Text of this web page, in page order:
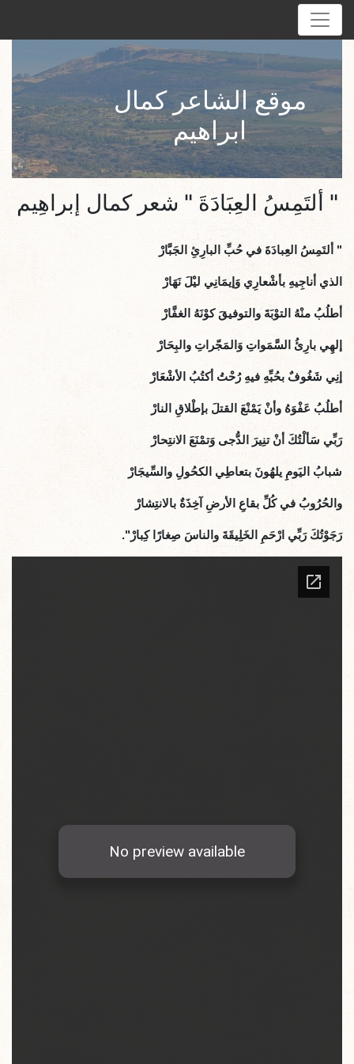
موقع الشاعر كمال
ابراهيم
" ألتَمِسُ العِبَادَةَ " شعر كمال إبراهِيم
" ألتَمِسُ العِبادَةَ في حُبِّ البارِئِ الجَبَّارْ
الذي أناجِيهِ بأشْعارِي وَإيمَانِي ليْلَ نَهَارْ
أطلُبُ منْهُ التوْبَةَ والتوفيقَ كوْنَهُ الغفَّارْ
إلهِي بارِئُ السَّمَواتِ وَالمَجّراتِ والبِحَارْ
إنِي شَغُوفٌ بحُبِّهِ فيهِ رُحْتُ أكتُبُ الأشْعَارْ
أطلُبُ عَفْوَهُ وأنْ يَمْنْعَ القتلَ بإطْلاقِ النارْ
رَبِّي سَألْتُكَ أنْ تنِيرَ الدُّجى وَتمْنَعَ الانتِحارْ
شبابُ اليَومِ يلهُونَ بتعاطِي الكحُولِ والسِّيجَارْ
والحُرُوبُ في كُلِّ بقاعِ الأرضِ آخِذَةٌ بالانتِشارْ
رَجَوْتُكَ رَبِّي ارْحَمِ الخَلِيقَةَ والناسَ صِغارًا كِبارْ".